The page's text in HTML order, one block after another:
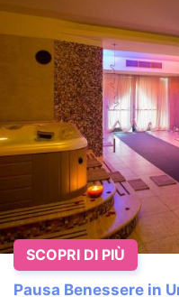
2 Cuori in Toscana
Figline Valdarno -
Giorni di Benesseretra le
sapori e aromi della cucina
VEDI OFFERTA
Pausa Benessere in
SCOPRI DI PIÙ